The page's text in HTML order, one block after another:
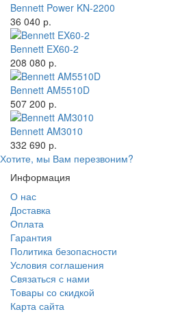
Bennett Power KN-2200
36 040 р.
Bennett EX60-2
208 080 р.
Bennett AM5510D
507 200 р.
Bennett AM3010
332 690 р.
Хотите, мы Вам перезвоним?
Информация
О нас
Доставка
Оплата
Гарантия
Политика безопасности
Условия соглашения
Связаться с нами
Товары со скидкой
Карта сайта